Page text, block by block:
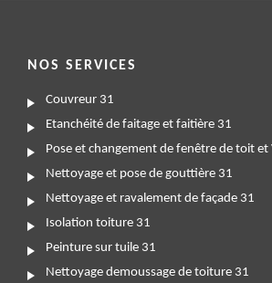
NOS SERVICES
Couvreur 31
Etanchéité de faitage et faitière 31
Pose et changement de fenêtre de toit et
Nettoyage et pose de gouttière 31
Nettoyage et ravalement de façade 31
Isolation toiture 31
Peinture sur tuile 31
Nettoyage demoussage de toiture 31